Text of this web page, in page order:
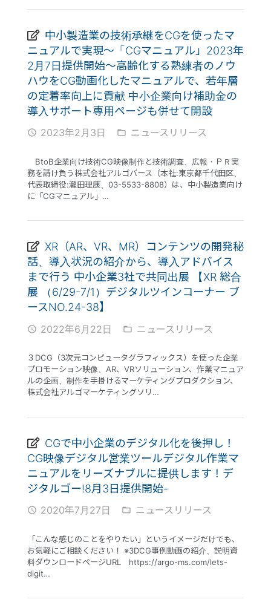
中小製造業の技術承継をCGを使ったマ
ニュアルで実現〜「CGマニュアル」2023年
2月7日提供開始〜高齢化する熟練者のノウ
ハウをCG動画化したマニュアルで、若年層
の定着率向上に貢献 中小企業向け補助金の
導入サポート専用ページも併せて開設
access_time 2023年2月3日 folder_open ニュースリリース
BtoB企業向け技術CG映像制作と技術調査、広報・ＰＲ実
務を請け負う株式会社アルゴバース（本社:東京都千代田区、
代表取締役:瀧田理康、03-5533-8808）は、中小製造業向け
に「CGマニュアル」…
XR（AR、VR、MR）コンテンツの開発秘
話、導入状況の紹介から、導入アドバイス
まで行う 中小企業3社で共同出展 【XR 総合
展 （6/29-7/1）デジタルツインコーナー ブ
ースNO.24-38】
access_time 2022年6月22日 folder_open ニュースリリース
３DCG（3次元コンピュータグラフィックス）を使った企業
プロモーション映像、AR、VRソリューション、作業マニュア
ルの企画、制作を手掛けるマーケティングプロダクション、
株式会社アルゴマーケティングソリ…
CGで中小企業のデジタル化を後押し！
CG映像デジタル営業ツールデジタル作業マ
ニュアルをリーズナブルに提供します！デ
ジタルゴー!8月3日提供開始-
access_time 2020年7月27日 folder_open ニュースリリース
「こんな感じのことをやりたい」というイメージだけでも、
お気軽にご相談ください！ ※3DCG事例動画の紹介、説明資
料ダウンロードページURL https://argo-ms.com/lets-
digit…